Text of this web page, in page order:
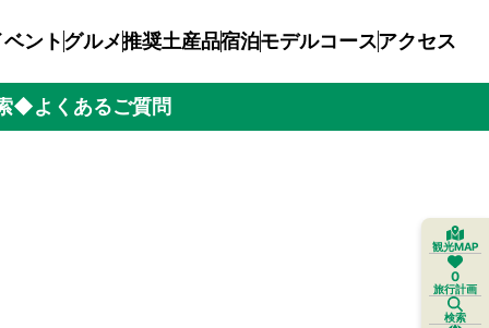
ントグルメ推奨土産品宿泊モデルコースアクセス
◆よくあるご質問
観光MAP
0
旅行計画
検索